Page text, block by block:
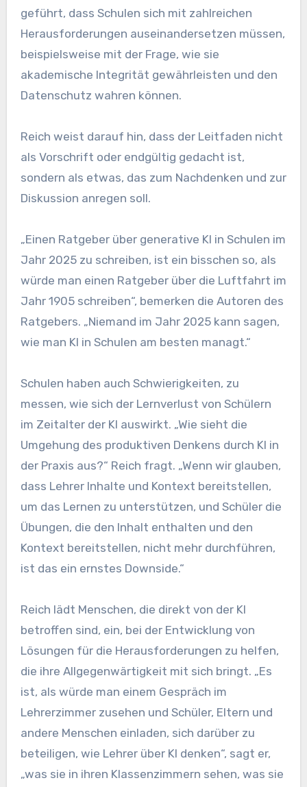
geführt, dass Schulen sich mit zahlreichen
Herausforderungen auseinandersetzen müssen,
beispielsweise mit der Frage, wie sie
akademische Integrität gewährleisten und den
Datenschutz wahren können.
Reich weist darauf hin, dass der Leitfaden nicht
als Vorschrift oder endgültig gedacht ist,
sondern als etwas, das zum Nachdenken und zur
Diskussion anregen soll.
„Einen Ratgeber über generative KI in Schulen im
Jahr 2025 zu schreiben, ist ein bisschen so, als
würde man einen Ratgeber über die Luftfahrt im
Jahr 1905 schreiben“, bemerken die Autoren des
Ratgebers. „Niemand im Jahr 2025 kann sagen,
wie man KI in Schulen am besten managt.“
Schulen haben auch Schwierigkeiten, zu
messen, wie sich der Lernverlust von Schülern
im Zeitalter der KI auswirkt. „Wie sieht die
Umgehung des produktiven Denkens durch KI in
der Praxis aus?“ Reich fragt. „Wenn wir glauben,
dass Lehrer Inhalte und Kontext bereitstellen,
um das Lernen zu unterstützen, und Schüler die
Übungen, die den Inhalt enthalten und den
Kontext bereitstellen, nicht mehr durchführen,
ist das ein ernstes Downside.“
Reich lädt Menschen, die direkt von der KI
betroffen sind, ein, bei der Entwicklung von
Lösungen für die Herausforderungen zu helfen,
die ihre Allgegenwärtigkeit mit sich bringt. „Es
ist, als würde man einem Gespräch im
Lehrerzimmer zusehen und Schüler, Eltern und
andere Menschen einladen, sich darüber zu
beteiligen, wie Lehrer über KI denken“, sagt er,
„was sie in ihren Klassenzimmern sehen, was sie